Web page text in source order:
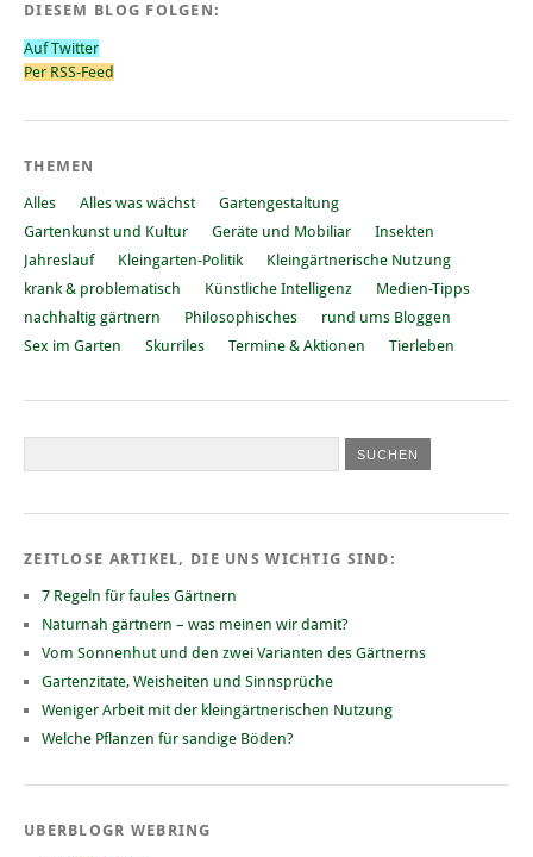
DIESEM BLOG FOLGEN:
Auf Twitter
Per RSS-Feed
THEMEN
Alles Alles was wächst
Gartengestaltung
Gartenkunst und Kultur
Geräte und Mobiliar
Insekten
Jahreslauf
Kleingarten-Politik
Kleingärtnerische Nutzung
krank & problematisch
Künstliche Intelligenz
Medien-Tipps
nachhaltig gärtnern
Philosophisches
rund ums Bloggen
Sex im Garten
Skurriles Termine & Aktionen Tierleben
ZEITLOSE ARTIKEL, DIE UNS WICHTIG SIND:
7 Regeln für faules Gärtnern
Naturnah gärtnern – was meinen wir damit?
Vom Sonnenhut und den zwei Varianten des Gärtnerns
Gartenzitate, Weisheiten und Sinnsprüche
Weniger Arbeit mit der kleingärtnerischen Nutzung
Welche Pflanzen für sandige Böden?
UBERBLOGR WEBRING